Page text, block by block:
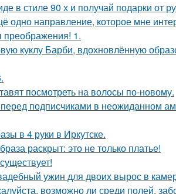
в стиле 90 х и получай подарки от
одно направление, которое мне
преображения! 1.
куклу Барби, вдохновлённую
посмотреть на волосы по-новому.
подписчиками в неожиданном
в 4 руки в Иркутске.
раскрыт: это не только платье!
ужин для двоих вырос в
возможно ли среди полей,